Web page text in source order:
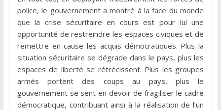
police, le gouvernement a montré à la face du monde
que la crise sécuritaire en cours est pour lui une
opportunité de restreindre les espaces civiques et de
remettre en cause les acquis démocratiques. Plus la
situation sécuritaire se dégrade dans le pays, plus les
espaces de liberté se rétrécissent. Plus les groupes
armés portent des coups au pays, plus le
gouvernement se sent en devoir de fragiliser le cadre
démocratique, contribuant ainsi à la réalisation de l’un